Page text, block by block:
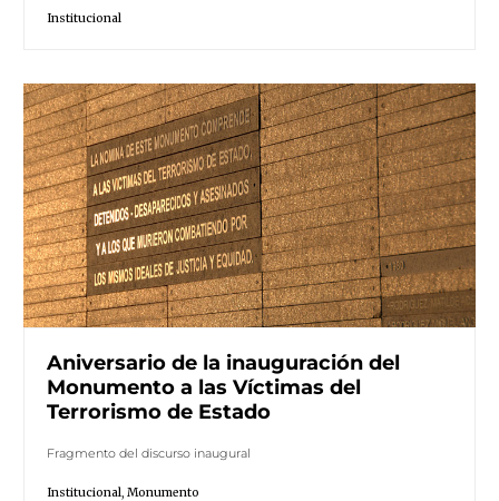
Institucional
Aniversario de la inauguración del
Monumento a las Víctimas del
Terrorismo de Estado
Fragmento del discurso inaugural
Institucional, Monumento